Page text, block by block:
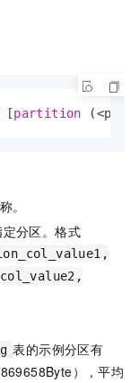
[partition (<
。
定分区。格式
表的示例分区有
），平均